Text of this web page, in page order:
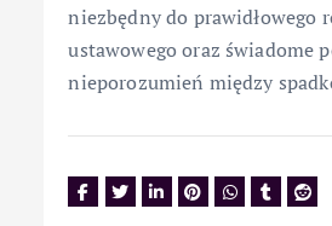
niezbędny do prawidłowego
ustawowego oraz świadome
nieporozumień między